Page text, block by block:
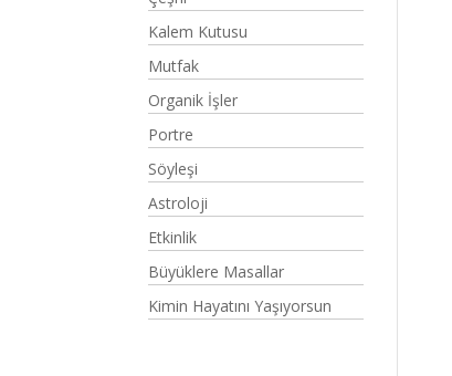
Kalem Kutusu
Mutfak
Organik İşler
Portre
Söyleşi
Astroloji
Etkinlik
Büyüklere Masallar
Kimin Hayatını Yaşıyorsun